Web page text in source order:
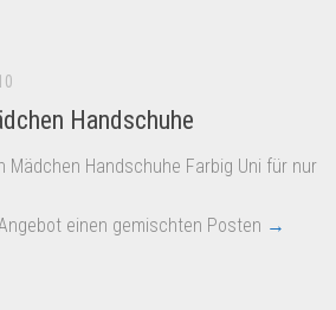
Handschuhe
Mädchen Handschuhe Farbig Uni für nur
einen gemischten Posten →